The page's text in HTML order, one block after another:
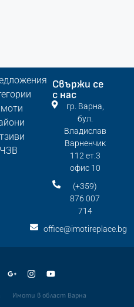
ЧЗВ
Свържи се
с нас
гр. Варна,
бул.
Владислав
Варненчик
112 ет.3
офис 10
(+359)
876 007
714
office@imotireplace.bg
Имоти в област Варна